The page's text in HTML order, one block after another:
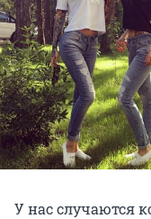
У нас случаются